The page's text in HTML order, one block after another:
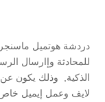
للمحادثة وإارسال
الذكية, وذلك يكون
لايف وعمل إيميل خاص